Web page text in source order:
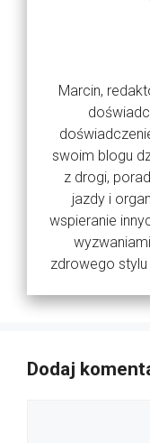
Marcin,
swoim blogu
z drogi,
jazdy i
wspieranie
zdrowego stylu
Dodaj